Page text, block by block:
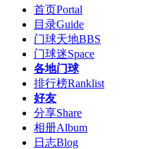
首页Portal
目录Guide
门球天地BBS
门球迷Space
各地门球
排行榜Ranklist
好友
分享Share
相册Album
日志Blog